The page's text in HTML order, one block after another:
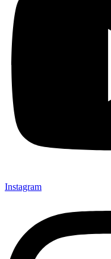
Instagram